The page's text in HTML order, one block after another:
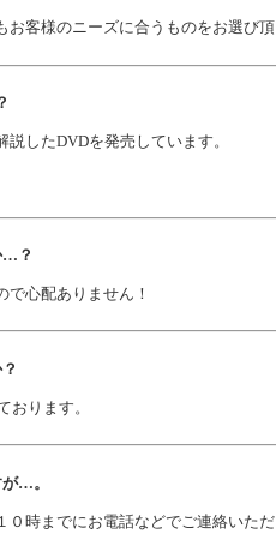
客様のニーズに合うものをお選び頂
したDVDを発売しています。
…？
心配ありません！
おります。
…。
時までにお電話などでご連絡いただ